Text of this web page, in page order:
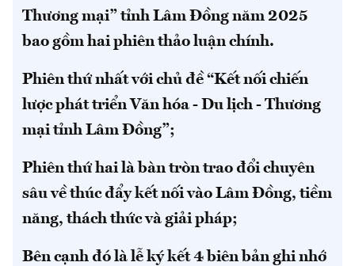
Thương mại” tỉnh Lâm Đồng năm 2025
bao gồm hai phiên thảo luận chính.
Phiên thứ nhất với chủ đề “Kết nối chiến
lược phát triển Văn hóa - Du lịch - Thương
mại tỉnh Lâm Đồng”;
Phiên thứ hai là bàn tròn trao đổi chuyên
sâu về thúc đẩy kết nối vào Lâm Đồng, tiềm
năng, thách thức và giải pháp;
Bên cạnh đó là lễ ký kết 4 biên bản ghi nhớ